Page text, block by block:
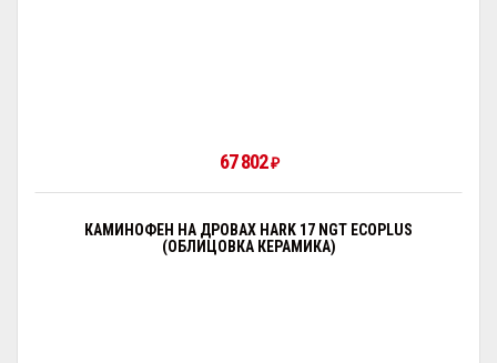
67 802₽
КАМИНОФЕН НА ДРОВАХ HARK 17 NGT ECOPLUS
(ОБЛИЦОВКА КЕРАМИКА)